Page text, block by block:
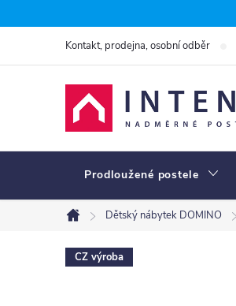
na
Kontakt, prodejna, osobní odběr
Prodloužené postele
Domů
Dětský nábytek DOMINO
CZ výroba